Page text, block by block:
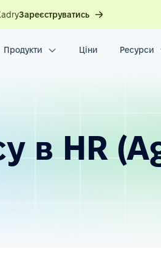
Зареєструватись
Продукти Ціни Ресурси
в HR